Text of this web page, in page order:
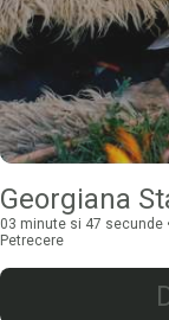
03 minute si 47 secunde
Petrecere